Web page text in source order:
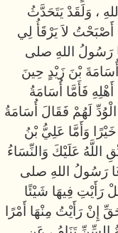
، وَلَقَدْ يَتَحَدَّثُ
أَصْبَحْتُ لاَ يَرْقَأُ لِي
رَسُولُ اللهِ صلى
بْنَ زَيْدٍ حِينَ
فَأَمَّا أُسَامَةُ
لَهُمْ فَقَالَ أُسَامَةُ
خَيْرًا وَأَمَّا عَلِيُّ بْنُ
اللَّهُ عَلَيْكَ وَالنِّسَاءُ
رَسُولُ اللهِ صلى
رَأَيْتِ فِيهَا شَيْئًا
إِنْ رَأَيْتُ مِنْهَا أَمْرًا